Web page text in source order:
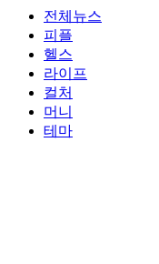
전체뉴스
피플
헬스
라이프
컬처
머니
테마